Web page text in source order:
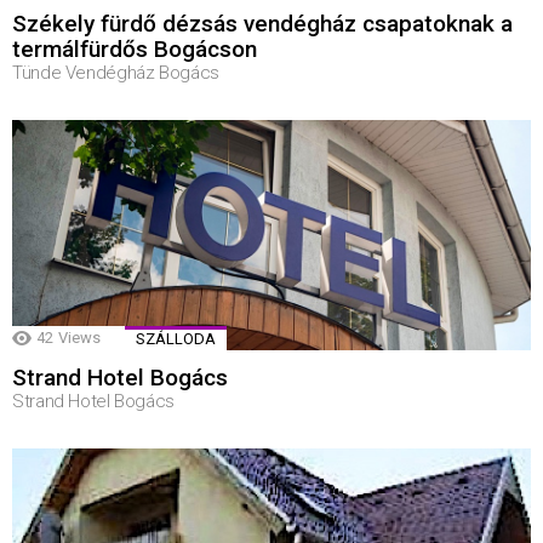
Székely fürdő dézsás vendégház csapatoknak a
termálfürdős Bogácson
Tünde Vendégház Bogács
42 Views SZÁLLODA
Strand Hotel Bogács
Strand Hotel Bogács